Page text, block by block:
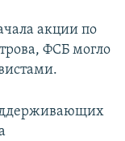
акции по
ФСБ могло